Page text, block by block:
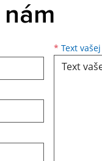
* Text